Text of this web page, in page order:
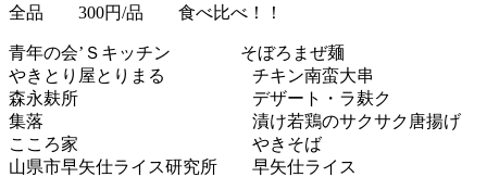
全品 300円/品 食べ比べ！！
青年の会’Ｓキッチン そぼろまぜ麺
やきとり屋とりまる チキン南蛮大串
森永麸所 デザート・ラ麸ク
集落 漬け若鶏のサクサク唐揚げ
こころ家 やきそば
山県市早矢仕ライス研究所 早矢仕ライス